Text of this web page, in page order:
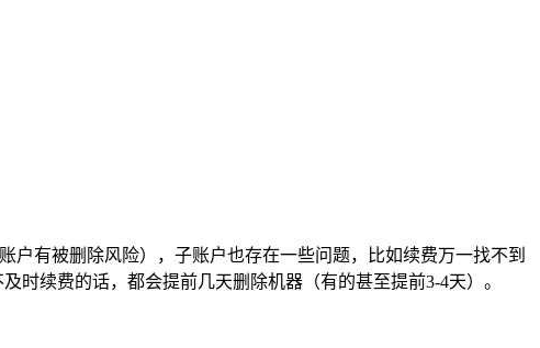
有被删除风险），子账户也存在一些问题，比如续费万一找不到
续费的话，都会提前几天删除机器（有的甚至提前3-4天）。